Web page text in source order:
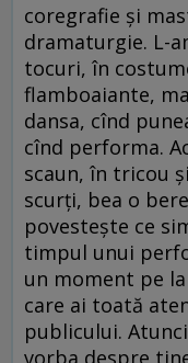
coregrafie și
dramaturgie. L-
tocuri, în
flamboaiante,
dansa, cînd
cînd performa.
scaun, în tricou
scurți, bea o
povestește ce
timpul unui
un moment pe
care ai toată
publicului.
vorba despre